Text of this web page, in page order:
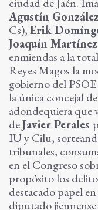
ciudad de Jaén.
Agustín
Cs),Erik
Joaquín
enmiendas a la
Reyes Magos la
gobierno del
la única concejal
adondequiera que
deJavier Perales
IU y Cilu,
tribunales,
en el Congreso
propósito los
destacado papel
diputado jiennense